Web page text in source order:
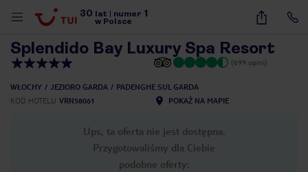
30 lat numer 1
w Polsce
44
Splendido Bay Luxury Spa Resort
(699 opinii)
WŁOCHY JEZIORO GARDA
PADENGHE SUL GARDA
KOD HOTELU VRN58061 POKAŻ NA MAPIE
Ups, ta oferta nie jest dostępna.
Przygotowaliśmy dla Ciebie
podobne oferty: